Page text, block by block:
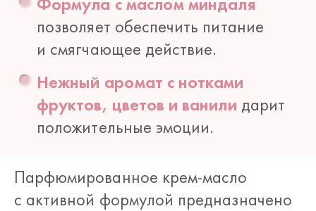
позволяет обеспечить питание
и смягчающее действие.
Нежный аромат с нотками
фруктов, цветов и ванили дарит
положительные эмоции.
Парфюмированное крем-масло
с активной формулой предназначено